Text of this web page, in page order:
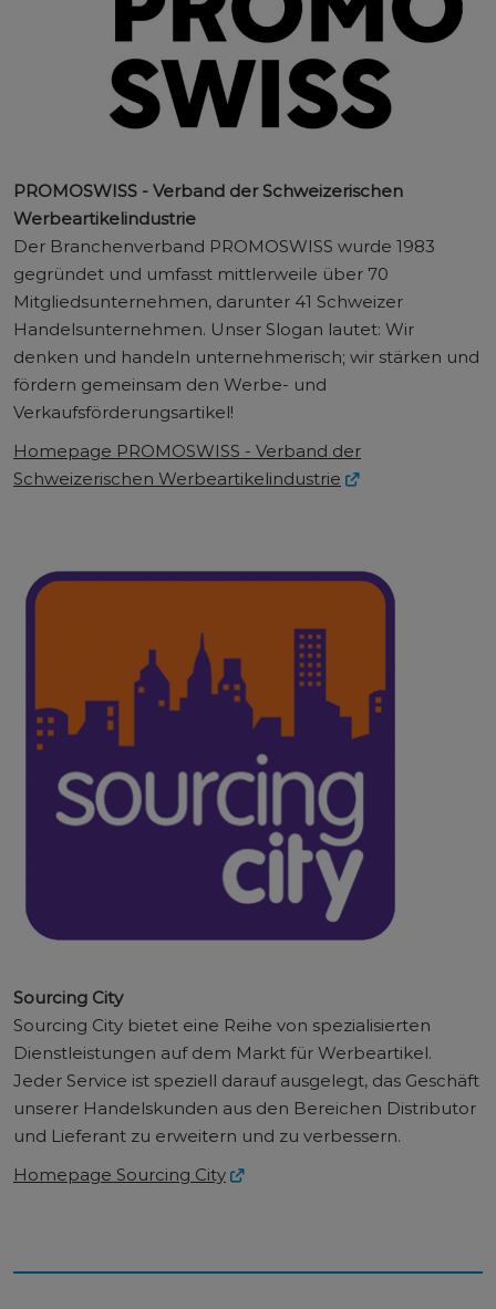
PROMOSWISS - Verband der Schweizerischen
Werbeartikelindustrie
Der Branchenverband PROMOSWISS wurde 1983
gegründet und umfasst mittlerweile über 70
Mitgliedsunternehmen, darunter 41 Schweizer
Handelsunternehmen. Unser Slogan lautet: Wir
denken und handeln unternehmerisch; wir stärken und
fördern gemeinsam den Werbe- und
Verkaufsförderungsartikel!
Homepage PROMOSWISS - Verband der
Schweizerischen Werbeartikelindustrie
Sourcing City
Sourcing City bietet eine Reihe von spezialisierten
Dienstleistungen auf dem Markt für Werbeartikel.
Jeder Service ist speziell darauf ausgelegt, das Geschäft
unserer Handelskunden aus den Bereichen Distributor
und Lieferant zu erweitern und zu verbessern.
Homepage Sourcing City